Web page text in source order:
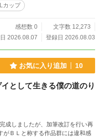
カップ
感想数 0
文字数 12,273
2026.08.07
登録日 2026.08.03
お気に入り追加 10
として生きる僕の道のり
成しましたが、加筆改訂を行い再
がＢＬと称する作品群には違和感